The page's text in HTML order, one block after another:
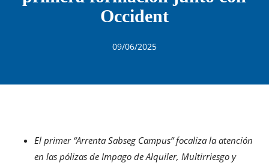
Occident
09/06/2025
El primer “Arrenta Sabseg Campus” focaliza la atención
en las pólizas de Impago de Alquiler, Multirriesgo y